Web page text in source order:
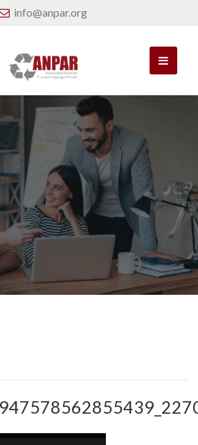
info@anpar.org